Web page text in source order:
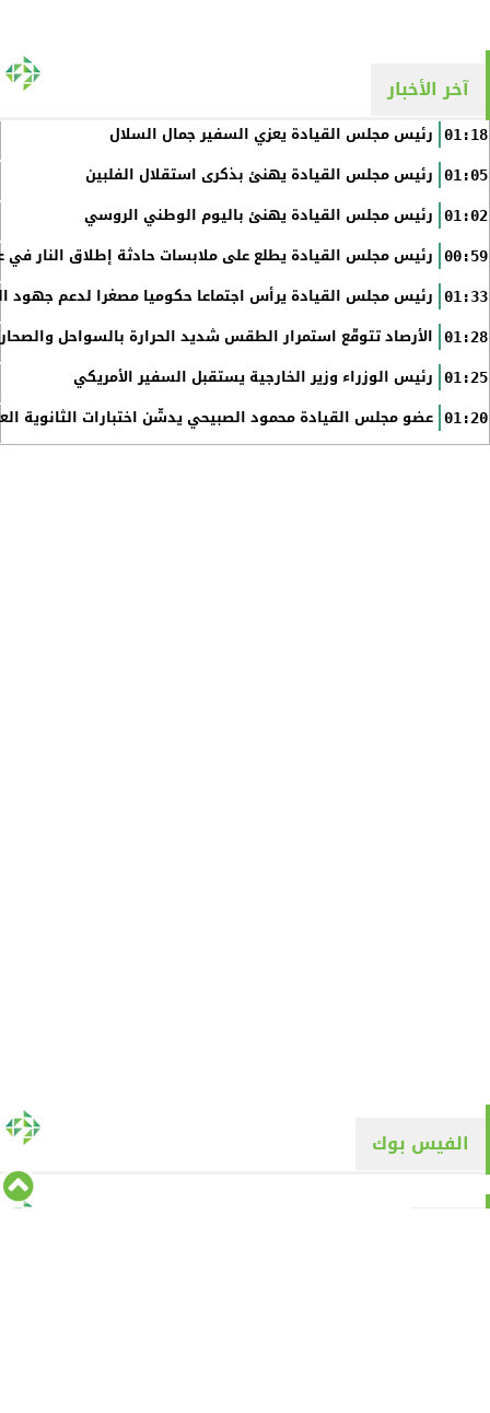
آخر الأخبار
01:18 رئيس مجلس القيادة يعزي السفير جمال السلال
01:05 رئيس مجلس القيادة يهنئ بذكرى استقلال الفلبين
01:02 رئيس مجلس القيادة يهنئ باليوم الوطني الروسي
00:59 رئيس مجلس القيادة يطلع على ملابسات حادثة إطلاق النار في
01:33 رئيس مجلس القيادة يرأس اجتماعا حكوميا مصغرا لدعم جهود
01:28 الأرصاد تتوقّع استمرار الطقس شديد الحرارة بالسواحل
01:25 رئيس الوزراء وزير الخارجية يستقبل السفير الأمريكي
01:20 عضو مجلس القيادة محمود الصبيحي يدشّن اختبارات الثانوية
الفيس بوك